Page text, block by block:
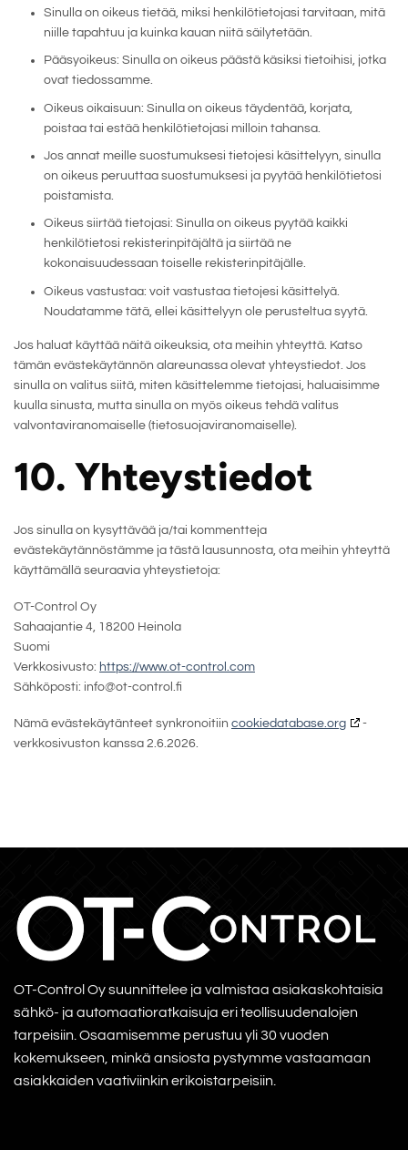
Sinulla on oikeus tietää, miksi henkilötietojasi tarvitaan, mitä
niille tapahtuu ja kuinka kauan niitä säilytetään.
Pääsyoikeus: Sinulla on oikeus päästä käsiksi tietoihisi, jotka
ovat tiedossamme.
Oikeus oikaisuun: Sinulla on oikeus täydentää, korjata,
poistaa tai estää henkilötietojasi milloin tahansa.
Jos annat meille suostumuksesi tietojesi käsittelyyn, sinulla
on oikeus peruuttaa suostumuksesi ja pyytää henkilötietosi
poistamista.
Oikeus siirtää tietojasi: Sinulla on oikeus pyytää kaikki
henkilötietosi rekisterinpitäjältä ja siirtää ne
kokonaisuudessaan toiselle rekisterinpitäjälle.
Oikeus vastustaa: voit vastustaa tietojesi käsittelyä.
Noudatamme tätä, ellei käsittelyyn ole perusteltua syytä.
Jos haluat käyttää näitä oikeuksia, ota meihin yhteyttä. Katso
tämän evästekäytännön alareunassa olevat yhteystiedot. Jos
sinulla on valitus siitä, miten käsittelemme tietojasi, haluaisimme
kuulla sinusta, mutta sinulla on myös oikeus tehdä valitus
valvontaviranomaiselle (tietosuojaviranomaiselle).
10. Yhteystiedot
Jos sinulla on kysyttävää ja/tai kommentteja
evästekäytännöstämme ja tästä lausunnosta, ota meihin yhteyttä
käyttämällä seuraavia yhteystietoja:
OT-Control Oy
Sahaajantie 4, 18200 Heinola
Suomi
Verkkosivusto: https://www.ot-control.com
Sähköposti: info@ot-control.fi
Nämä evästekäytänteet synkronoitiin cookiedatabase.org
-
verkkosivuston kanssa 2.6.2026.
OT-Control Oy suunnittelee ja valmistaa asiakaskohtaisia
sähkö- ja automaatioratkaisuja eri teollisuudenalojen
tarpeisiin. Osaamisemme perustuu yli 30 vuoden
kokemukseen, minkä ansiosta pystymme vastaamaan
asiakkaiden vaativiinkin erikoistarpeisiin.